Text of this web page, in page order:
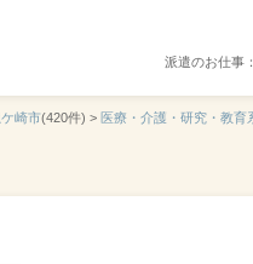
派遣のお仕事
崎市(420件) > 医療・介護・研究・教育